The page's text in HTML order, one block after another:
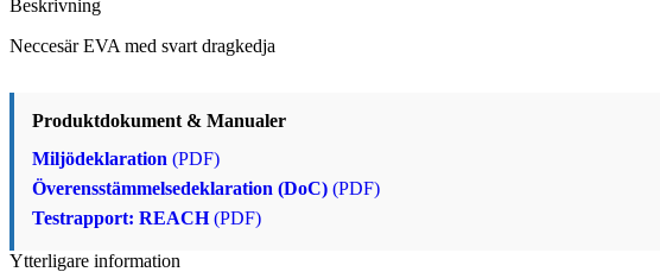
Beskrivning
Neccesär EVA med svart dragkedja
Produktdokument & Manualer
Miljödeklaration (PDF)
Överensstämmelsedeklaration (DoC) (PDF)
Testrapport: REACH(PDF)
Ytterligare information